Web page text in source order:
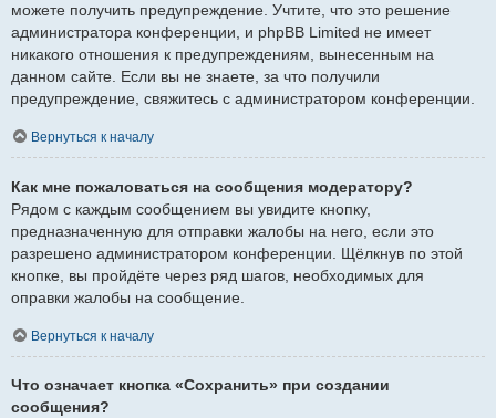
можете получить предупреждение. Учтите, что это решение
администратора конференции, и phpBB Limited не имеет
никакого отношения к предупреждениям, вынесенным на
данном сайте. Если вы не знаете, за что получили
предупреждение, свяжитесь с администратором конференции.
Вернуться к началу
Как мне пожаловаться на сообщения модератору?
Рядом с каждым сообщением вы увидите кнопку,
предназначенную для отправки жалобы на него, если это
разрешено администратором конференции. Щёлкнув по этой
кнопке, вы пройдёте через ряд шагов, необходимых для
оправки жалобы на сообщение.
Вернуться к началу
Что означает кнопка «Сохранить» при создании
сообщения?